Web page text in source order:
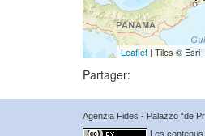
Leaflet| Tiles © Esri
Partager:
Agenzia Fides - Palazzo “de
Les